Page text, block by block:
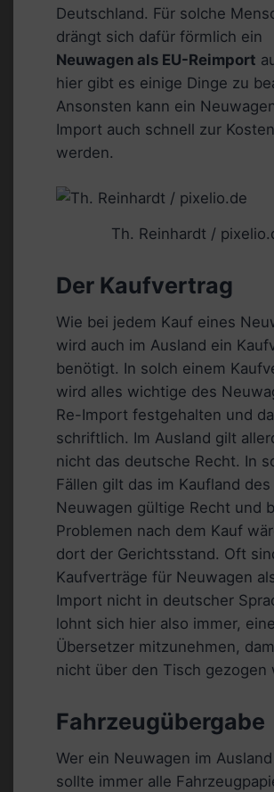
Deutschland. Für solche
drängt sich dafür förmlich ein
Neuwagen als EU-Reimport
hier gibt es einige Dinge zu
Ansonsten kann ein
Import auch schnell zur
werden.
Th. Reinhardt /
Der Kaufvertrag
Wie bei jedem Kauf eines
wird auch im Ausland ein
benötigt. In solch einem
wird alles wichtige des
Re-Import festgehalten und
schriftlich. Im Ausland gilt
nicht das deutsche Recht. In
Fällen gilt das im Kaufland des
Neuwagen gültige Recht und
Problemen nach dem Kauf
dort der Gerichtsstand. Oft
Kaufverträge für Neuwagen
Import nicht in deutscher
lohnt sich hier also immer,
Übersetzer mitzunehmen,
nicht über den Tisch gezogen
Fahrzeugübergabe
Wer ein Neuwagen im
sollte immer alle